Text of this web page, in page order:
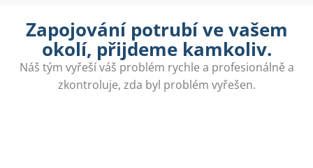
Zapojování potrubí ve vašem
okolí, přijdeme kamkoliv.
Náš tým vyřeší váš problém rychle a profesionálně a
zkontroluje, zda byl problém vyřešen.